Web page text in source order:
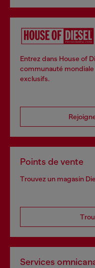
Entrez dans House of
communauté
exclusifs.
Points de vente
Trouvez un magasin
Services